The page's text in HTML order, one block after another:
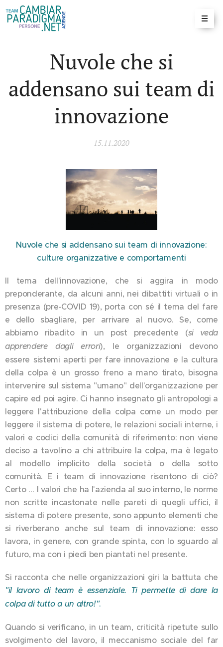
Nuvole che si
addensano sui team di
innovazione
15.11.2020
Nuvole che si addensano sui team di innovazione:
culture organizzative e comportamenti
Il tema dell'innovazione, che si aggira in modo
preponderante, da alcuni anni, nei dibattiti virtuali o in
presenza (pre-COVID 19), porta con sé il tema del fare
e dello sbagliare, per arrivare al nuovo. Se, come
abbiamo ribadito in un post precedente (si veda
apprendere dagli errori), le organizzazioni devono
essere sistemi aperti per fare innovazione e la cultura
della colpa è un grosso freno a mano tirato, bisogna
intervenire sul sistema "umano" dell'organizzazione per
capire ed poi agire. Ci hanno insegnato gli antropologi a
leggere l'attribuzione della colpa come un modo per
leggere il sistema di potere, le relazioni sociali interne, i
valori e codici della comunità di riferimento: non viene
deciso a tavolino a chi attribuire la colpa, ma è legato
al modello implicito della società o della sotto
comunità. E i team di innovazione risentono di ciò?
Certo … I valori che ha l'azienda al suo interno, le norme
non scritte incastonate nelle pareti di quegli uffici, il
sistema di potere presente, sono appunto elementi che
si riverberano anche sul team di innovazione: esso
lavora, in genere, con grande spinta, con lo sguardo al
futuro, ma con i piedi ben piantati nel presente.
Si racconta che nelle organizzazioni giri la battuta che
"il lavoro di team è essenziale. Ti permette di dare la
colpa di tutto a un altro!".
Quando si verificano, in un team, criticità ripetute sullo
svolgimento del lavoro, il meccanismo sociale del far